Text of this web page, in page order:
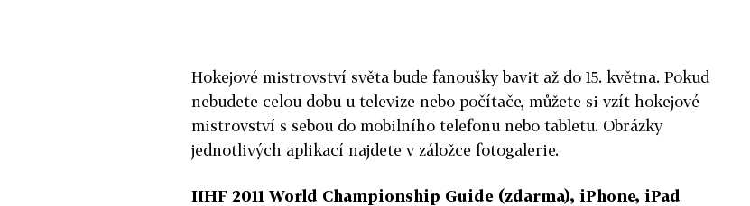
Hokejové mistrovství světa bude fanoušky bavit až do 15. května. Pokud
nebudete celou dobu u televize nebo počítače, můžete si vzít hokejové
mistrovství s sebou do mobilního telefonu nebo tabletu. Obrázky
jednotlivých aplikací najdete v záložce fotogalerie.
IIHF 2011 World Championship Guide (zdarma), iPhone, iPad